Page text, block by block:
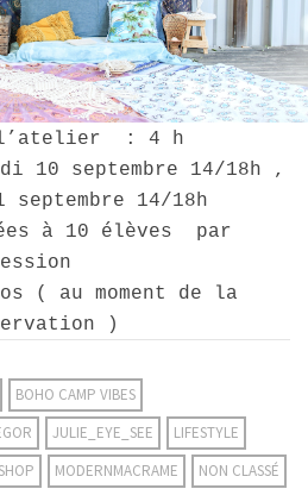
l’atelier : 4 h
10 septembre 14/18h ,
septembre 14/18h
à 10 élèves par
( au moment de la
)
BOHO CAMP VIBES
JULIE_EYE_SEE
LIFESTYLE
MODERNMACRAME
NON CLASSÉ